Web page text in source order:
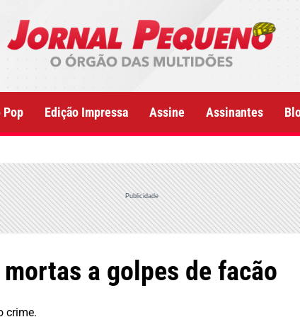
Pop Edição Impressa Assine Assinantes
Publicidade
a golpes de facão
crime.